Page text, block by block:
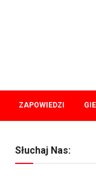
ZAPOWIEDZI
Słuchaj Nas: